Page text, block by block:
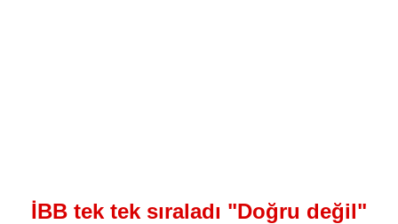
İBB tek tek sıraladı "Doğru değil"